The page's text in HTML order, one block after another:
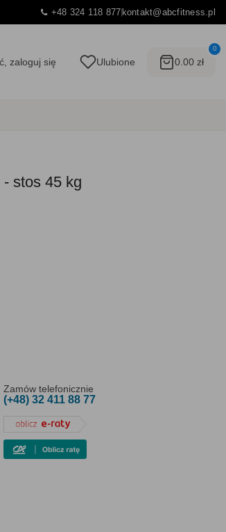
+48 324 118 877kontakt@abcfitness.pl
zaloguj się Ulubione
0
0.00 zł
stos 45 kg
Zamów telefonicznie
(+48) 32 411 88 77